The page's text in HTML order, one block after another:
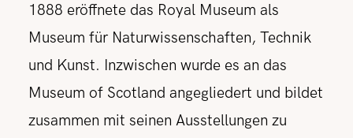
1888 eröffnete das Royal Museum als
Museum für Naturwissenschaften, Technik
und Kunst. Inzwischen wurde es an das
Museum of Scotland angegliedert und bildet
zusammen mit seinen Ausstellungen zu